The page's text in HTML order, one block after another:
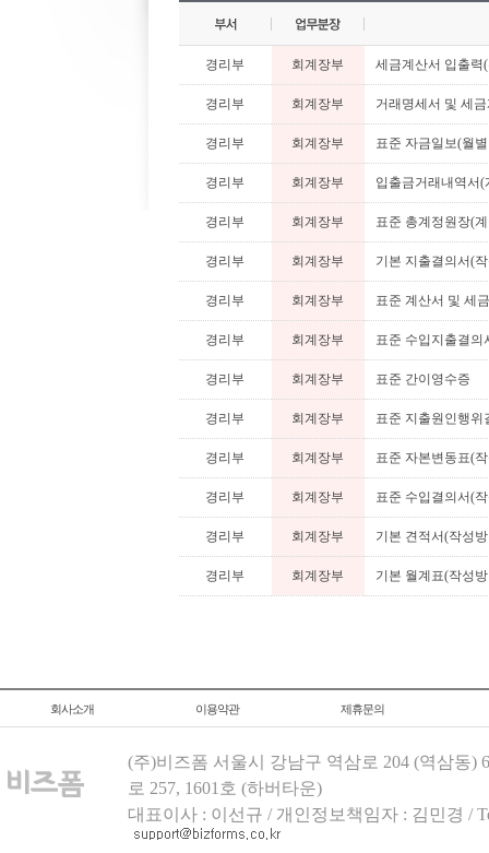
경리부 회계장부 세금계산서 입출력
경리부 회계장부 거래명세서 및 세
경리부 회계장부 표준 자금일보(월
경리부 회계장부 입출금거래내역서(
경리부 회계장부 표준 총계정원장(
경리부 회계장부 기본 지출결의서(
경리부 회계장부 표준 계산서 및 세
경리부 회계장부 표준 수입지출결의
경리부 회계장부 표준 간이영수증
경리부 회계장부 표준 지출원인행위
경리부 회계장부 표준 자본변동표(
경리부 회계장부 표준 수입결의서(
경리부 회계장부 기본 견적서(작성
경리부 회계장부 기본 월계표(작성
회사소개 이용약관 제휴문의
(주)비즈폼 서울시 강남구 역삼로 204 (역삼동)
로 257, 1601호 (하버타운)
대표이사 : 이선규 / 개인정보책임자 : 김민경 /